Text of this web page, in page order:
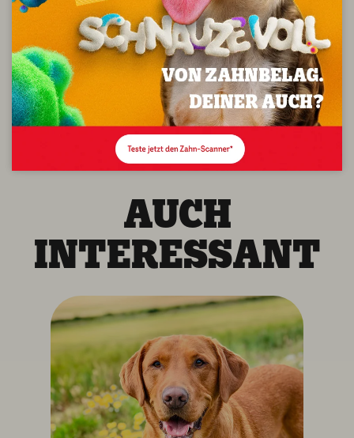
Andere mögliche Gründe für Appetitverlust können
emotionale Änderungen sein – vielleicht ist sein
Lieblingsfamilienmitglied gegangen oder es ist ein
neues Haustier hinzugekommen. Oder vielleicht hat ihr
Hund, wenn er gerade die Pubertät durchläuft,
einfach andere Dinge im Sinn.
Hat Ihr Hund andere Symptome, suchen Sie einen
Tierarzt zu einer Vorsorgeuntersuchung auf.
AUCH
INTERESSANT